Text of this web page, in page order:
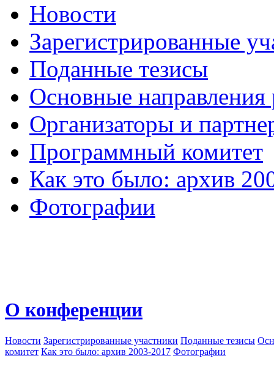
Новости
Зарегистрированные
Поданные тезисы
Основные направления
Организаторы и
Программный комитет
Как это было: архив
Фотографии
О конференции
Новости Зарегистрированные участники Поданные тезисы
комитет Как это было: архив 2003-2017 Фотографии